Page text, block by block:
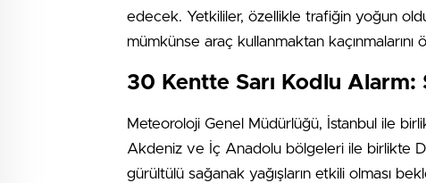
edecek. Yetkililer, özellikle trafiğin yoğun
mümkünse araç kullanmaktan kaçınmalarını
30 Kentte Sarı Kodlu Alarm:
Meteoroloji Genel Müdürlüğü, İstanbul ile
Akdeniz ve İç Anadolu bölgeleri ile birlikte
gürültülü sağanak yağışların etkili olması